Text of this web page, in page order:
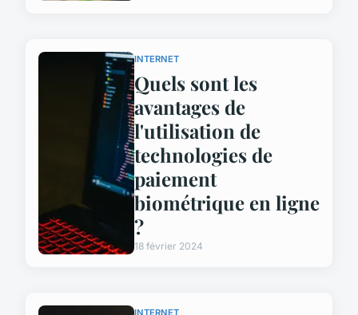
INTERNET
Quels sont les
avantages de
l'utilisation de
technologies de
paiement
biométrique en ligne
?
18 février 2024